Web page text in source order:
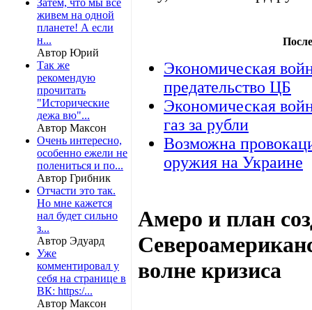
живем на одной
планете! А если
н...
Автор Юрий
Так же
рекомендую
прочитать
"Исторические
дежа вю"...
Автор Максон
Очень интересно,
особенно ежели не
полениться и по...
Автор Грибник
Отчасти это так.
Но мне кажется
нал будет сильно
з...
Автор Эдуард
Уже
комментировал у
себя на странице в
ВК: https:/...
Автор Максон
Экономическая
предательство ЦБ
Экономическая
газ за рубли
Возможна
оружия на Украине
Амеро и план
волне кризиса